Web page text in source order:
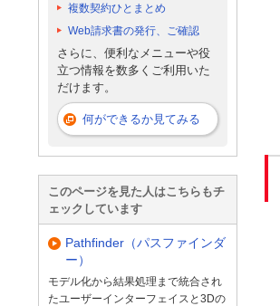
複数契約ひとまとめ
Web請求書の発行、ご確認
さらに、便利なメニューや役
立つ情報を数多くご利用いた
だけます。
何ができるか見てみる
このページを見た人はこちらもチ
ェックしています
Pathfinder（パスファインダ
ー）
モデル化から結果処理まで統合され
たユーザーインターフェイスと3Dの